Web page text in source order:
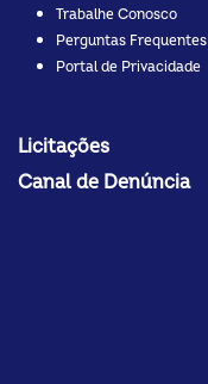
Trabalhe Conosco
Perguntas Frequentes
Portal de Privacidade
Licitações
Canal de Denúncia